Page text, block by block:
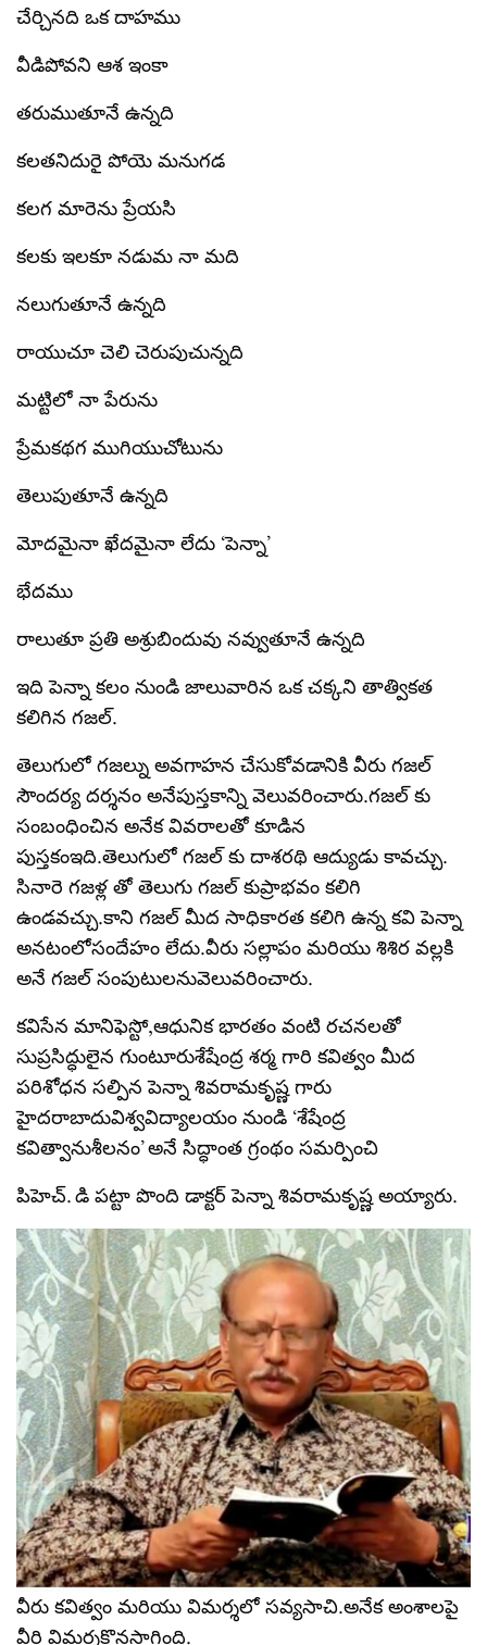
చేర్చినది ఒక దాహము
వీడిపోవని ఆశ ఇంకా
తరుముతూనే ఉన్నది
కలతనిదురై పోయె మనుగడ
కలగ మారెను ప్రేయసి
కలకు ఇలకూ నడుమ నా మది
నలుగుతూనే ఉన్నది
రాయుచూ చెలి చెరుపుచున్నది
మట్టిలో నా పేరును
ప్రేమకథగ ముగియుచోటును
తెలుపుతూనే ఉన్నది
మోదమైనా ఖేదమైనా లేదు ‘పెన్నా’
భేదము
రాలుతూ ప్రతి అశ్రుబిందువు నవ్వుతూనే ఉన్నది
ఇది పెన్నా కలం నుండి జాలువారిన ఒక చక్కని తాత్వికత
కలిగిన గజల్.
తెలుగులో గజల్ను అవగాహన చేసుకోవడానికి వీరు గజల్
సౌందర్య దర్శనం అనేపుస్తకాన్ని వెలువరించారు.గజల్ కు
సంబంధించిన అనేక వివరాలతో కూడిన
పుస్తకంఇది.తెలుగులో గజల్ కు దాశరథి ఆద్యుడు కావచ్చు.
సినారె గజళ్ల తో తెలుగు గజల్ కుప్రాభవం కలిగి
ఉండవచ్చు.కాని గజల్ మీద సాధికారత కలిగి ఉన్న కవి పెన్నా
అనటంలోసందేహం లేదు.వీరు సల్లాపం మరియు శిశిర వల్లకి
అనే గజల్ సంపుటులనువెలువరించారు.
కవిసేన మానిఫెస్టో,ఆధునిక భారతం వంటి రచనలతో
సుప్రసిద్ధులైన గుంటూరుశేషేంద్ర శర్మ గారి కవిత్వం మీద
పరిశోధన సల్పిన పెన్నా శివరామకృష్ణ గారు
హైదరాబాదువిశ్వవిద్యాలయం నుండి ‘శేషేంద్ర
కవిత్వానుశీలనం’ అనే సిద్ధాంత గ్రంథం సమర్పించి
పిహెచ్. డి పట్టా పొంది డాక్టర్ పెన్నా శివరామకృష్ణ అయ్యారు.
వీరు కవిత్వం మరియు విమర్శలో సవ్యసాచి.అనేక అంశాలపై
వీరి విమర్శకొనసాగింది.